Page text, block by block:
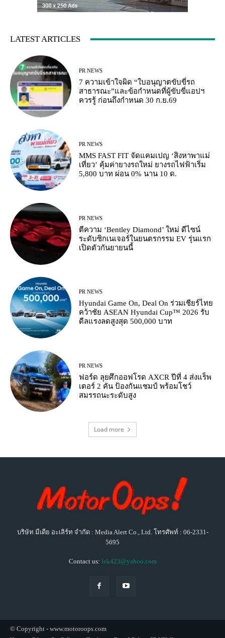
LATEST ARTICLES
PR NEWS
7 ความเข้าใจผิด “ใบอนุญาตขับขี่รถ
สาธารณะ”และข้อกำหนดที่ผู้ขับขี่แอปฯ
ควรรู้ ก่อนถึงกำหนด 30 ก.ย.69
PR NEWS
MMS FAST FIT จัดแคมเปญ ‘สิงหาพาแม่
เที่ยว’ คุ้มค่ายางรถใหม่ ยางรถไฟฟ้าเริ่ม
5,800 บาท ผ่อน 0% นาน 10 ด.
PR NEWS
ตีความ ‘Bentley Diamond’ ใหม่ ดีไซน์
ระดับซิกเนเจอร์ในยนตรกรรม EV รุ่นแรก
เปิดตัวกันยายนนี้
PR NEWS
Hyundai Game On, Deal On ร่วมเชียร์ไทย
คว้าชัย ASEAN Hyundai Cup™ 2026 รับ
ดีลแรงลดสูงสุด 500,000 บาท
PR NEWS
ฟอร์ด ลุยศึกออฟโรด AXCR ปีที่ 4 ส่งแร็พ
เตอร์ 2 คัน ป้องกันแชมป์ พร้อมโชว์
สมรรถนะระดับสูง
Load more
บริษัท มีเดีย อะเลิร์ท จำกัด : Media Alert Co., Ltd. โทรศัพท์ : 06-2331-
5695
Contact us: lek423@yahoo.com
© Copyright - www.motoroops.com